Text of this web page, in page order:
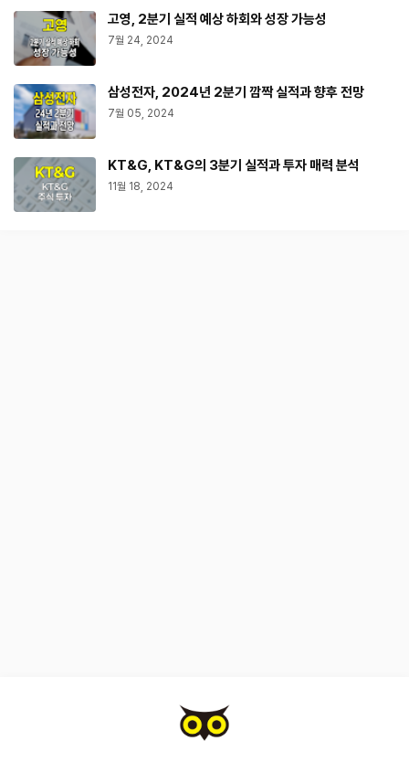
고영, 2분기 실적 예상 하회와 성장 가능성
7월 24, 2024
삼성전자, 2024년 2분기 깜짝 실적과 향후 전망
7월 05, 2024
KT&G, KT&G의 3분기 실적과 투자 매력 분석
11월 18, 2024